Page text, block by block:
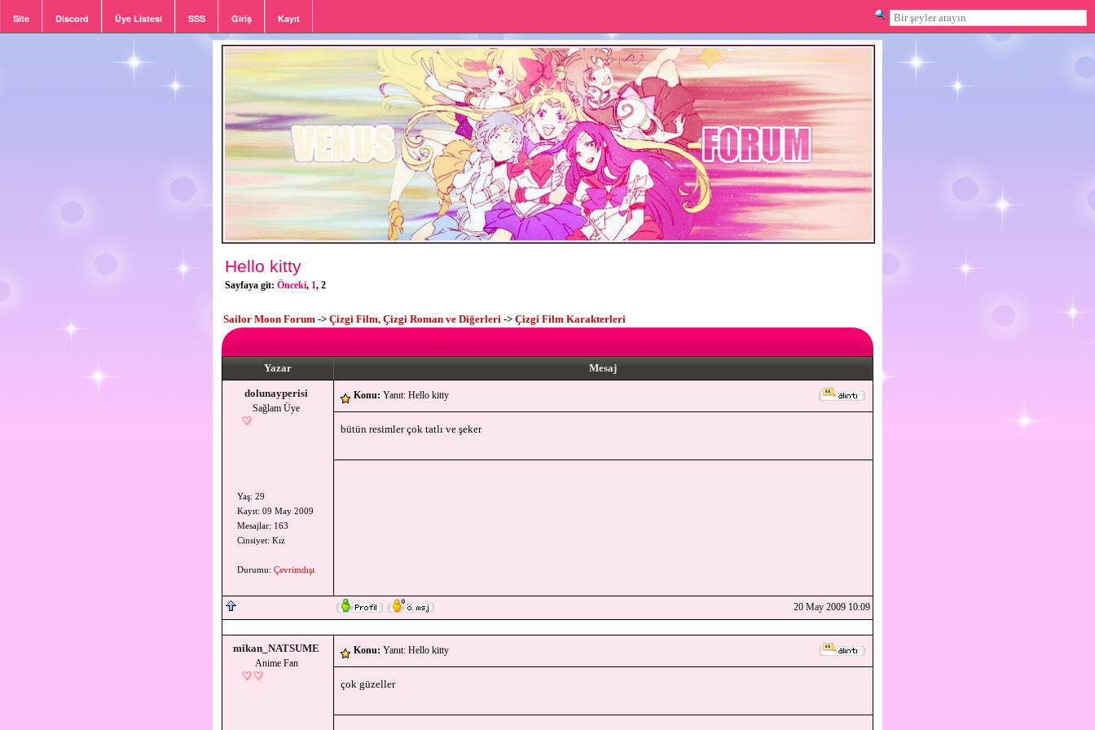
Site Discord Üye Listesi SSS Giriş Kayıt
Hello kitty
Sayfaya git: Önceki, 1, 2
Sailor Moon Forum -> Çizgi Film, Çizgi Roman ve Diğerleri -> Çizgi Film Karakterleri
Yazar Mesaj
dolunayperisi
Sağlam Üye
Yaş: 29
Kayıt: 09 May 2009
Mesajlar: 163
Cinsiyet: Kız
Durumu: Çevrimdışı
Konu: Yanıt: Hello kitty
bütün resimler çok tatlı ve şeker
20 May 2009 10:09
mikan_NATSUME
Anime Fan
Konu: Yanıt: Hello kitty
çok güzeller